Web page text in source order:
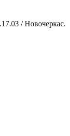
/ Новочеркас.